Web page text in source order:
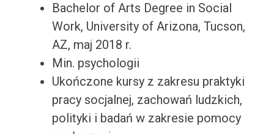
Bachelor of Arts Degree in Social
Work, University of Arizona, Tucson,
AZ, maj 2018 r.
Min. psychologii
Ukończone kursy z zakresu praktyki
pracy socjalnej, zachowań ludzkich,
polityki i badań w zakresie pomocy